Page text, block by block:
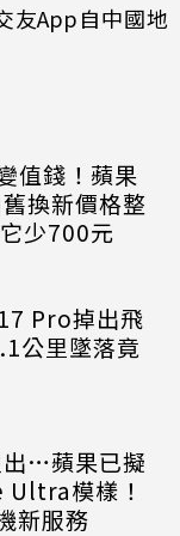
友App自中國地
值錢！蘋果
換新價格整
少700元
Pro掉出飛
公里墜落竟
…蘋果已擬
模樣！
新服務